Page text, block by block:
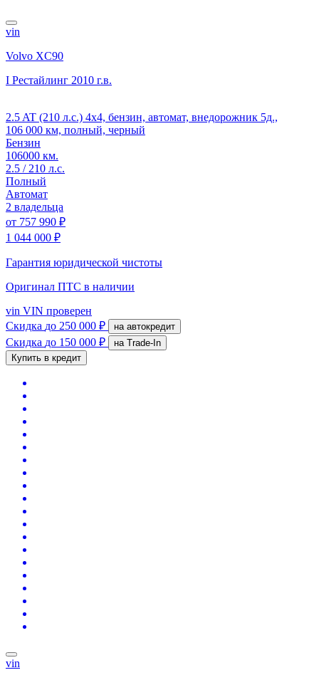
vin
Volvo XC90
I Рестайлинг 2010 г.в.
2.5 AT (210 л.с.) 4x4, бензин, автомат, внедорожник 5д.,
106 000 км, полный, черный
Бензин
106000 км.
2.5 / 210 л.с.
Полный
Автомат
2 владельца
от 757 990 ₽
1 044 000 ₽
Гарантия юридической чистоты
Оригинал ПТС в наличии
vin VIN проверен
Скидка до 250 000 ₽ на автокредит
Скидка до 150 000 ₽
на Trade-In
Купить в кредит
vin